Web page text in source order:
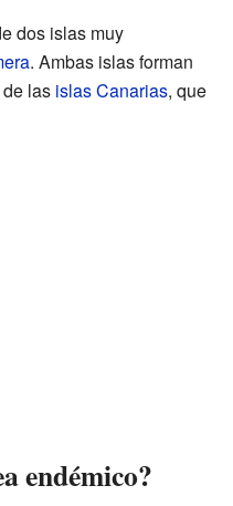
dos islas muy
. Ambas islas forman
las islas Canarias, que
endémico?